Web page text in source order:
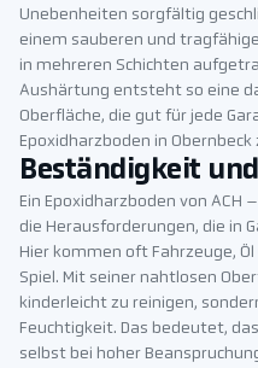
Unebenheiten sorgfältig
einem sauberen und
in mehreren Schichten
Aushärtung entsteht so eine
Oberfläche, die gut für jede
Epoxidharzboden in
Beständigkeit
Ein Epoxidharzboden von
die Herausforderungen, die in
Hier kommen oft Fahrzeuge,
Spiel. Mit seiner nahtlosen
kinderleicht zu reinigen,
Feuchtigkeit. Das bedeutet,
selbst bei hoher